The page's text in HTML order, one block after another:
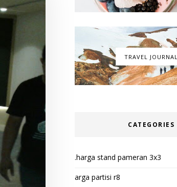
TRAVEL JOURNAL
CATEGORIES
.harga stand pameran 3x3
arga partisi r8